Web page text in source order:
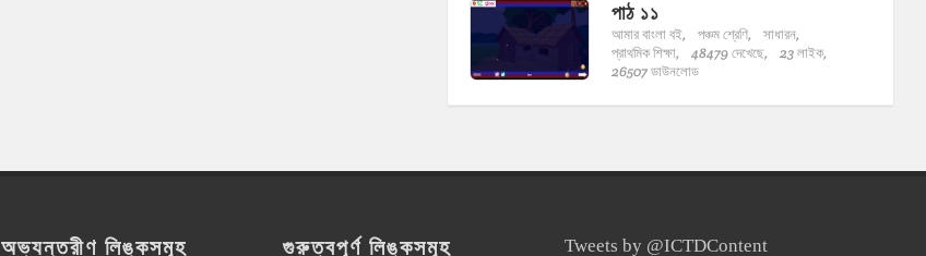
পাঠ ১১
আমার বাংলা বই, পঞ্চম শ্রেণি,
সাধারন,
প্রাথমিক শিক্ষা,
48479 দেখেছে,
23 লাইক,
26507 ডাউনলোড
অভ্যন্তরীণ লিঙ্কসমূহ গুরুত্বপূর্ণ লিঙ্কসমূহ Tweets by @ICTDContent